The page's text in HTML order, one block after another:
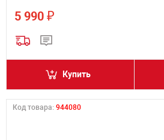
5 990 ₽
Купить
Код товара: 944080